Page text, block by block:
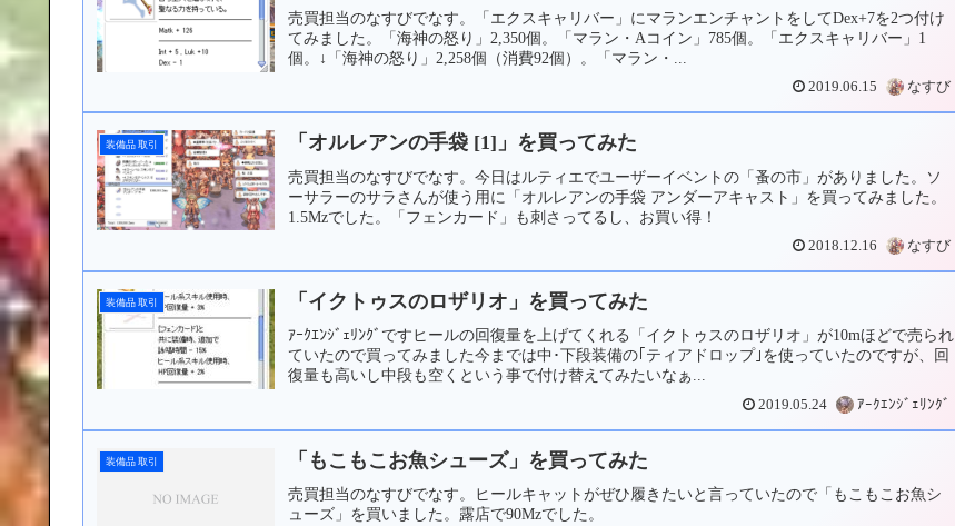
売買担当のなすびでなす。「エクスキャリバー」にマランエンチャントをしてDex+7を2つ付け
てみました。「海神の怒り」2,350個。「マラン・Aコイン」785個。「エクスキャリバー」1
個。↓「海神の怒り」2,258個（消費92個）。「マラン・...
2019.06.15 なすび
装備品 取引 「オルレアンの手袋 [1]」を買ってみた
売買担当のなすびでなす。今日はルティエでユーザーイベントの「蚤の市」がありました。ソ
ーサラーのサラさんが使う用に「オルレアンの手袋 アンダーアキャスト」を買ってみました。
1.5Mzでした。「フェンカード」も刺さってるし、お買い得！
2018.12.16 なすび
装備品 取引 「イクトゥスのロザリオ」を買ってみた
ｱｰｸｴﾝｼﾞｪﾘﾝｸﾞですヒールの回復量を上げてくれる「イクトゥスのロザリオ」が10mほどで売られ
ていたので買ってみました今までは中･下段装備の｢ティアドロップ｣を使っていたのですが、回
復量も高いし中段も空くという事で付け替えてみたいなぁ...
2019.05.24 ｱｰｸｴﾝｼﾞｪﾘﾝｸﾞ
装備品 取引 「もこもこお魚シューズ」を買ってみた
売買担当のなすびでなす。ヒールキャットがぜひ履きたいと言っていたので「もこもこお魚シ
ューズ」を買いました。露店で90Mzでした。